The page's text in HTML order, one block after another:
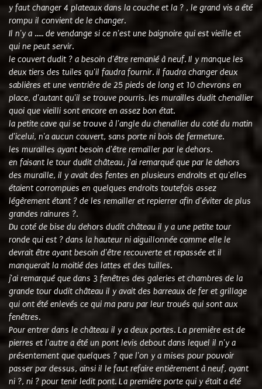
y faut changer 4 plateaux dans la couche et la ? , le grand vis a été
rompu il convient de le changer.
Il n'y a ..... de vendange si ce n'est une baignoire qui est vieille et
qui ne peut servir.
le couvert dudit ? a besoin d'être remanié à neuf. Il y manque les
deux tiers des tuiles qu'il faudra fournir. il faudra changer deux
sablières et une ventrière de 25 pieds de long et 10 chevrons en
place, d'autant qu'il se trouve pourris. les murailles dudit chenallier
quoi que vieilli sont encore en assez bon état.
la petite cave qui se trouve à l'angle du chenallier du coté du matin
d'icelui, n'a aucun couvert, sans porte ni bois de fermeture.
les murailles ayant besoin d'être remailler par le dehors.
en faisant le tour dudit château, j'ai remarqué que par le dehors
des muraille, il y avait des fentes en plusieurs endroits et qu'elles
étaient corrompues en quelques endroits toutefois assez
légèrement étant ? de les remailler et repierrer afin d'éviter de plus
grandes rainures ?.
Du coté de bise du dehors dudit château il y a une petite tour
ronde qui est ? dans la hauteur ni aiguillonnée comme elle le
devrait être ayant besoin d'être recouverte et repassée et il
manquerait la moitié des lattes et des tuilles.
j'ai remarqué que dans 3 fenêtres des galeries et chambres de la
grande tour dudit château il y avait des barreaux de fer et grillage
qui ont été enlevés ce qui ma paru par leur troués qui sont aux
fenêtres.
Pour entrer dans le château il y a deux portes. La première est de
pierres et l'autre a été un pont levis debout dans lequel il n'y a
présentement que quelques ? que l'on y a mises pour pouvoir
passer par dessus, ainsi il le faut refaire entièrement à neuf, ayant
ni ?, ni ? pour tenir ledit pont. La première porte qui y était a été